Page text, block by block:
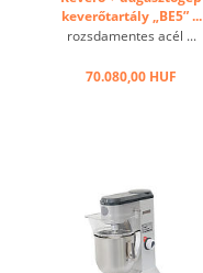
keverőtartály „BE5” ...
rozsdamentes acél ...
70.080,00 HUF